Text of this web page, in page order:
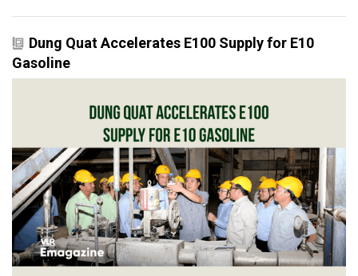
Dung Quat Accelerates E100 Supply for E10
Gasoline